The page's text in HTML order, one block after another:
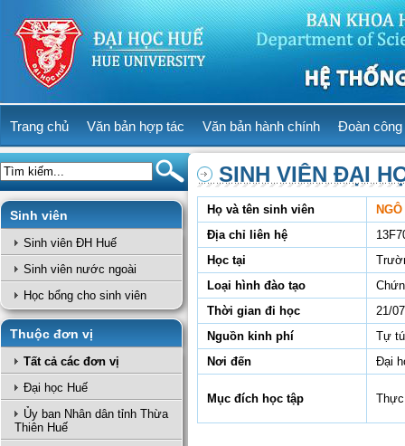
Trang chủ Văn bản hợp tác Văn bản hành chính Đoàn công
Sinh viên
Sinh viên ĐH Huế
Sinh viên nước ngoài
Học bổng cho sinh viên
Thuộc đơn vị
Tất cả các đơn vị
Đại học Huế
Ủy ban Nhân dân tỉnh Thừa
Thiên Huế
SINH VIÊN ĐẠI
Họ và tên sinh viên
Địa chỉ liên hệ
Học tại
Loại hình đào tạo
Thời gian đi học
21/
Nguồn kinh phí
Tự
Nơi đến
Đại
Mục đích học tập Thực